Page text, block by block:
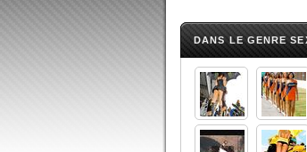
DANS LE GENRE